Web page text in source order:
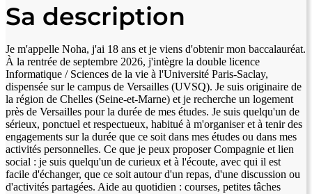
Sa description
Je m'appelle Noha, j'ai 18 ans et je viens d'obtenir mon baccalauréat.
À la rentrée de septembre 2026, j'intègre la double licence
Informatique / Sciences de la vie à l'Université Paris-Saclay,
dispensée sur le campus de Versailles (UVSQ). Je suis originaire de
la région de Chelles (Seine-et-Marne) et je recherche un logement
près de Versailles pour la durée de mes études. Je suis quelqu'un de
sérieux, ponctuel et respectueux, habitué à m'organiser et à tenir des
engagements sur la durée que ce soit dans mes études ou dans mes
activités personnelles. Ce que je peux proposer Compagnie et lien
social : je suis quelqu'un de curieux et à l'écoute, avec qui il est
facile d'échanger, que ce soit autour d'un repas, d'une discussion ou
d'activités partagées. Aide au quotidien : courses, petites tâches